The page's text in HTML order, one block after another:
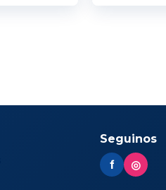
Seguinos
f ◎